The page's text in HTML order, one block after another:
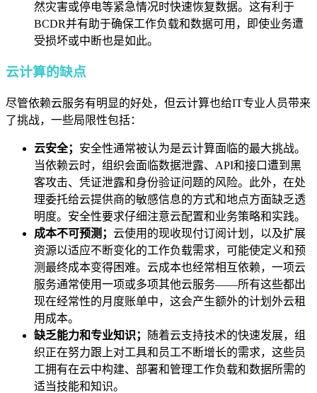
然灾害或停电等紧急情况时快速恢复数据。这有利于
BCDR并有助于确保工作负载和数据可用，即使业务遭
受损坏或中断也是如此。
云计算的缺点
尽管依赖云服务有明显的好处，但云计算也给IT专业人员带来
了挑战，一些局限性包括：
云安全； 安全性通常被认为是云计算面临的最大挑战。
当依赖云时，组织会面临数据泄露、API和接口遭到黑
客攻击、凭证泄露和身份验证问题的风险。此外，在处
理委托给云提供商的敏感信息的方式和地点方面缺乏透
明度。安全性要求仔细注意云配置和业务策略和实践。
成本不可预测； 云使用的现收现付订阅计划，以及扩展
资源以适应不断变化的工作负载需求，可能使定义和预
测最终成本变得困难。云成本也经常相互依赖，一项云
服务通常使用一项或多项其他云服务——所有这些都出
现在经常性的月度账单中，这会产生额外的计划外云租
用成本。
缺乏能力和专业知识；
随着云支持技术的快速发展，组
织正在努力跟上对工具和员工不断增长的需求，这些员
工拥有在云中构建、部署和管理工作负载和数据所需的
适当技能和知识。